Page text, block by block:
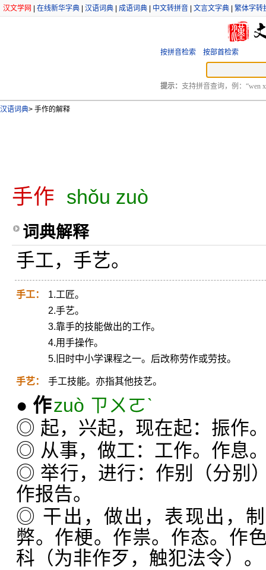
汉文学网 在线新华字典 汉语词典 成语词典 中文转拼音 文言文字典 繁体字转
按拼音检索 按部首检索
提示： 支持拼音查询，例：“wen
汉语词典> 手作的解释
手作 shǒu zuò
词典解释
手工，手艺。
手工：
1.工匠。
2.手艺。
3.靠手的技能做出的工作。
4.用手操作。
5.旧时中小学课程之一。后改称劳作或劳技。
手艺： 手工技能。亦指其他技艺。
● 作zuò ㄗㄨㄛˋ
◎ 起，兴起，现在起：振作
◎ 从事，做工：工作。作息
◎ 举行，进行：作别（分别
作报告。
◎ 干出，做出，表现出，
弊。作梗。作祟。作态。作
科（为非作歹，触犯法令）。